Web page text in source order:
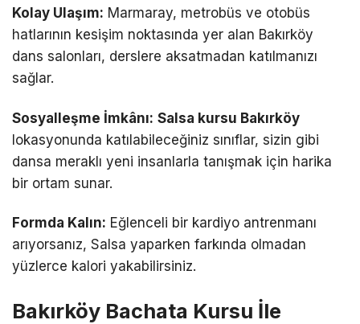
Kolay Ulaşım: Marmaray, metrobüs ve otobüs
hatlarının kesişim noktasında yer alan Bakırköy
dans salonları, derslere aksatmadan katılmanızı
sağlar.
Sosyalleşme İmkânı: Salsa kursu Bakırköy
lokasyonunda katılabileceğiniz sınıflar, sizin gibi
dansa meraklı yeni insanlarla tanışmak için harika
bir ortam sunar.
Formda Kalın: Eğlenceli bir kardiyo antrenmanı
arıyorsanız, Salsa yaparken farkında olmadan
yüzlerce kalori yakabilirsiniz.
Bakırköy Bachata Kursu İle